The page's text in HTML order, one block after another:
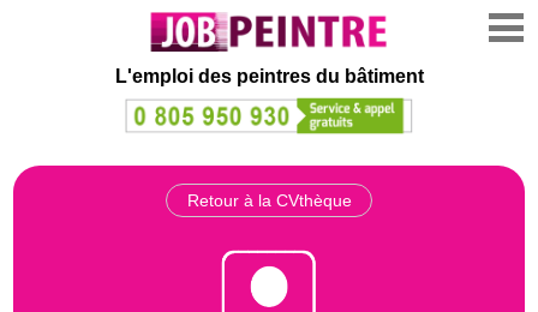
L'emploi des peintres du bâtiment
Retour à la CVthèque